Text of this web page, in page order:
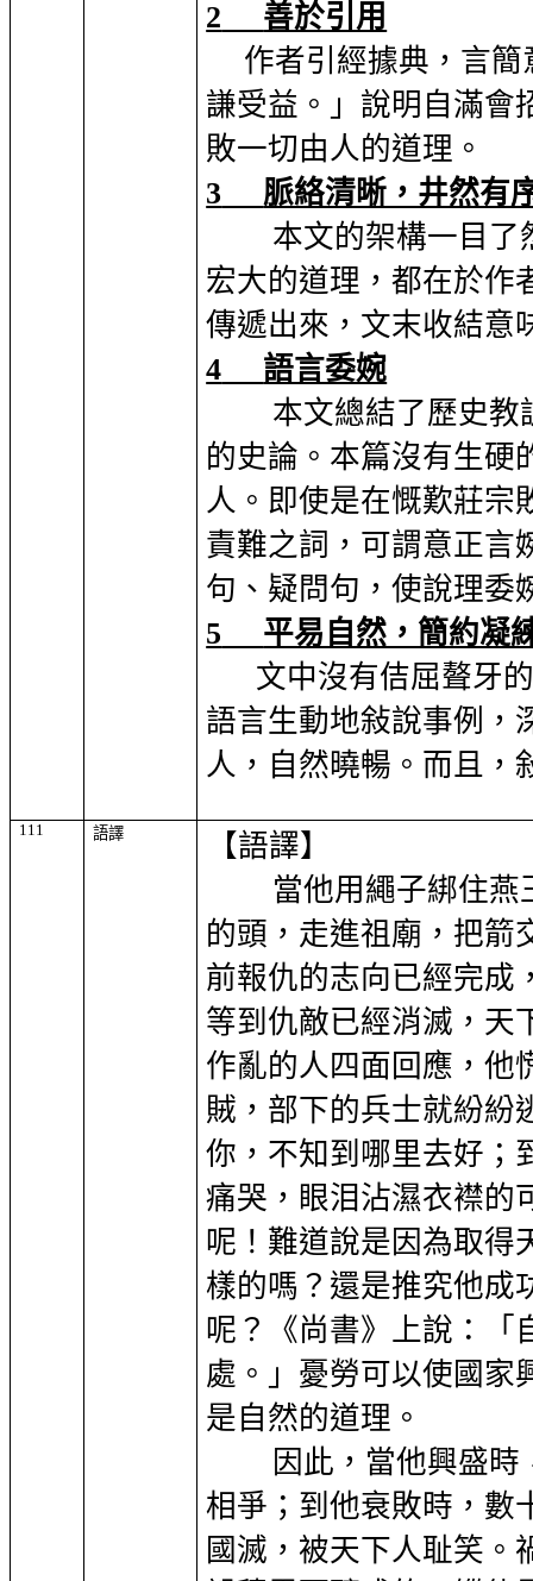
2
善於引用
作者引經據典，言
謙受益。」 說明自滿會
敗一切由人的道理。
3
脈絡清晰，井然有
本文的架構一目了
宏大的道理，都在於作
傳遞出來，文末收結意
4
語言委婉
本文總結了歷史教
的史論。本篇沒有生硬
人。即使是在慨歎莊宗
責難之詞，可謂意正言
句、疑問句，使說理委
5
平易自然，簡約凝
文中沒有佶屈聱牙
語言生動地敍說事例，
人，自然曉暢。而且，
111 語譯
【語譯】
當他用繩子綁住
的頭，走進祖廟，把箭
前報仇的志向已經完成
等到仇敵已經消滅，天
作亂的人四面回應，他
賊，部下的兵士就紛紛
你，不知到哪里去好；
痛哭，眼泪沾濕衣襟的
呢！難道說是因為取得
樣的嗎？還是推究他成
呢？《尚書》上說：「
處。」憂勞可以使國家
是自然的道理。
因此，當他興盛
相爭；到他衰敗時，數
國滅，被天下人耻笑。